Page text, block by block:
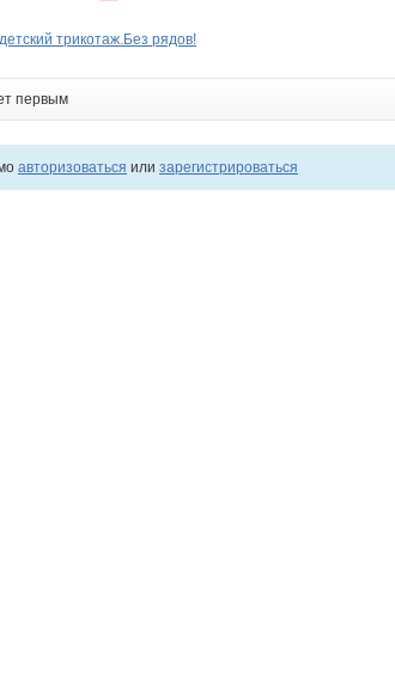
трикотаж.Без рядов!
первым
авторизоваться или зарегистрироваться